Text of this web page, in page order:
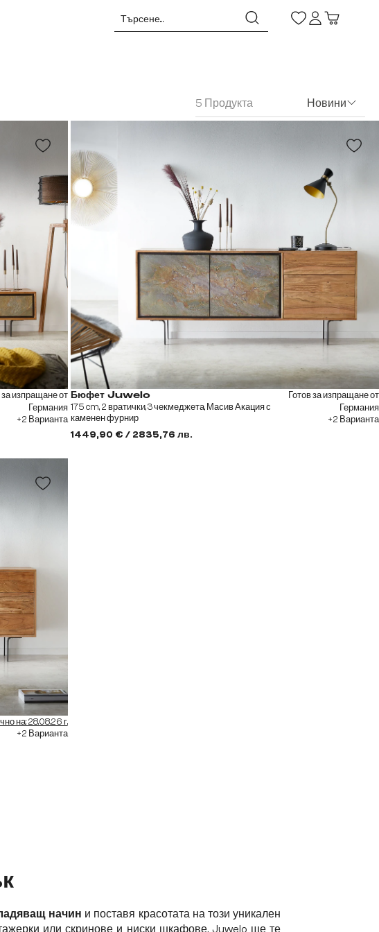
5 Продукта Новини
за изпращане от
Германия
+2 Варианта
Бюфет Juwelo
175 cm, 2 вратички, 3 чекмеджета, Масив Акация с
каменен фурнир
1449,90 € / 2835,76 лв.
Готов за изпращане от
Германия
+2 Варианта
на: 28.08.26 г.
+2 Варианта
начин и поставя красотата на този уникален
или скринове и ниски шкафове, Juwelo ще те